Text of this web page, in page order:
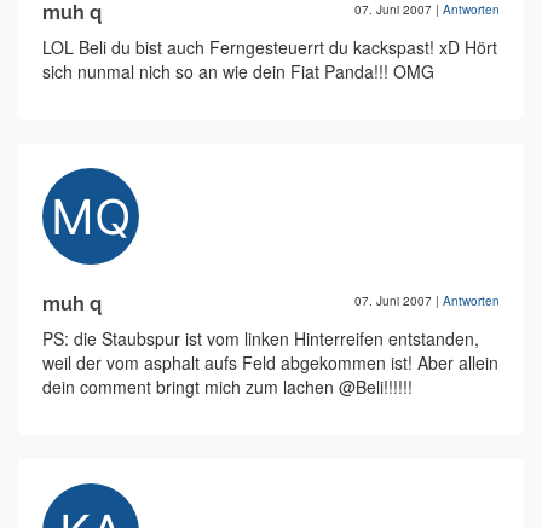
muh q 07. Juni 2007 | Antworten
LOL Beli du bist auch Ferngesteuerrt du kackspast! xD Hört
sich nunmal nich so an wie dein Fiat Panda!!! OMG
muh q 07. Juni 2007 | Antworten
PS: die Staubspur ist vom linken Hinterreifen entstanden,
weil der vom asphalt aufs Feld abgekommen ist! Aber allein
dein comment bringt mich zum lachen @Beli!!!!!!